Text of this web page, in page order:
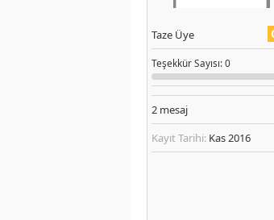
Taze Üye
TeşekkürSayısı: 0
2 mesaj
Kayıt Tarihi: Kas 2016